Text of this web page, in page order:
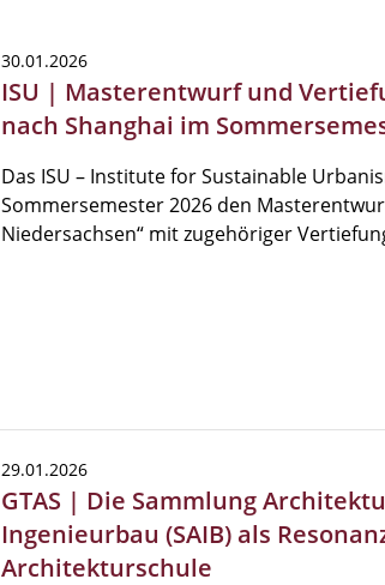
30.01.2026
ISU | Masterentwurf und
nach Shanghai im
Das ISU – Institute for Sustainable
Sommersemester 2026 den
Niedersachsen“ mit zugehöriger
29.01.2026
GTAS | Die Sammlung
Ingenieurbau (SAIB) als
Architekturschule